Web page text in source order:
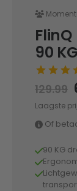
90 KG
129.99
Laagste
Of
90 KG